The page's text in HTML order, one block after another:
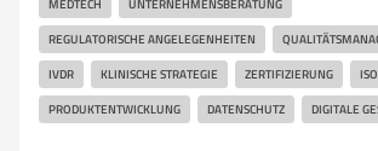
MEDTECH UNTERNEHMENSBERATUNG
REGULATORISCHE ANGELEGENHEITEN
IVDR KLINISCHE STRATEGIE ZERTIFIZIERUNG
PRODUKTENTWICKLUNG DATENSCHUTZ DIGITALE